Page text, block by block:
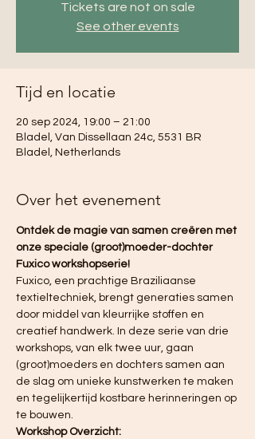
Tickets are not on sale
See other events
Tijd en locatie
20 sep 2024, 19:00 – 21:00
Bladel, Van Dissellaan 24c, 5531 BR
Bladel, Netherlands
Over het evenement
Ontdek de magie van samen creëren met
onze speciale (groot)moeder-dochter
Fuxico workshopserie!
Fuxico, een prachtige Braziliaanse
textieltechniek, brengt generaties samen
door middel van kleurrijke stoffen en
creatief handwerk. In deze serie van drie
workshops, van elk twee uur, gaan
(groot)moeders en dochters samen aan
de slag om unieke kunstwerken te maken
en tegelijkertijd kostbare herinneringen op
te bouwen.
Workshop Overzicht: